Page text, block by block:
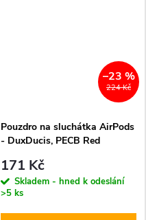
224 Kč
–23 %
Pouzdro na sluchátka AirPods
- DuxDucis, PECB Red
171 Kč
Skladem - hned k odeslání
>5 ks